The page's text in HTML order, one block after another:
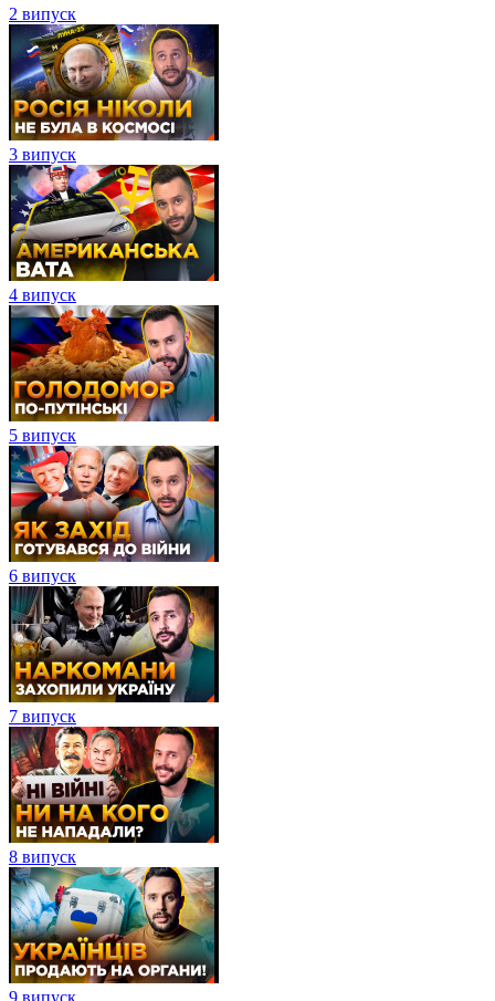
2 випуск
3 випуск
4 випуск
5 випуск
6 випуск
7 випуск
8 випуск
9 випуск